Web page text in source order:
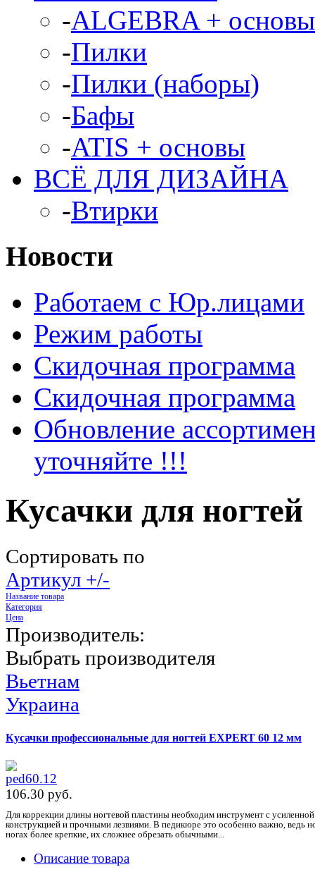
-ALGEBRA + основы
-Пилки
-Пилки (наборы)
-Бафы
-ATIS + основы
ВСЁ ДЛЯ ДИЗАЙНА
-Втирки
Новости
Работаем с Юр.лицами
Режим работы
Скидочная программа
Скидочная программа
Обновление
уточняйте !!!
Кусачки для ногтей
Сортировать по
Артикул +/-
Название товара
Категория
Цена
Производитель:
Выбрать производителя
Вьетнам
Украина
Кусачки профессиональные для ногтей EXPERT 60 12 мм
106.30 pуб.
Для коррекции длины ногтевой пластины необходим инструмент с усиленной
конструкцией и прочными лезвиями. В педикюре это особенно важно, ведь
ногах более крепкие, их сложнее обрезать обычными...
Описание товара